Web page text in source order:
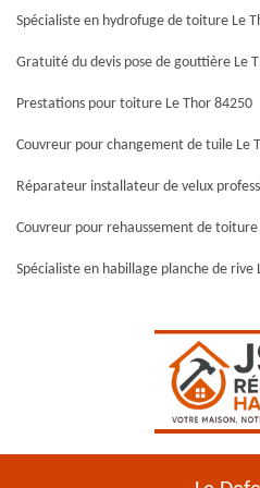
Spécialiste en hydrofuge de toiture Le
Gratuité du devis pose de gouttière Le
Prestations pour toiture Le Thor 84250
Couvreur pour changement de tuile Le
Réparateur installateur de velux
Couvreur pour rehaussement de toiture
Spécialiste en habillage planche de rive